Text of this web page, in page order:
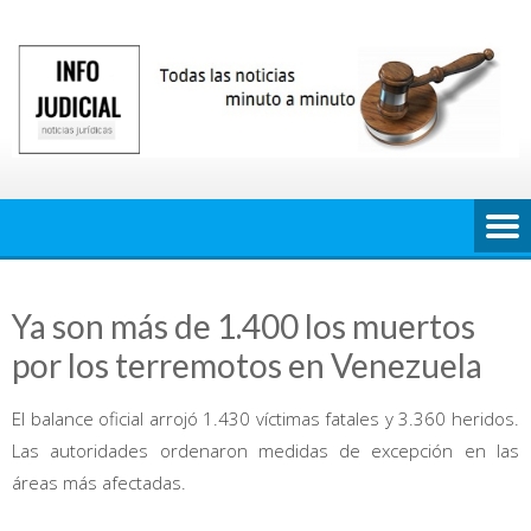
contenido
Ya son más de 1.400 los muertos
por los terremotos en Venezuela
El balance oficial arrojó 1.430 víctimas fatales y 3.360 heridos.
Las autoridades ordenaron medidas de excepción en las
áreas más afectadas.